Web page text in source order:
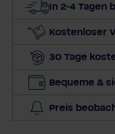
In 2-4 Tagen
Kostenloser
30 Tage
Bequeme &
Preis